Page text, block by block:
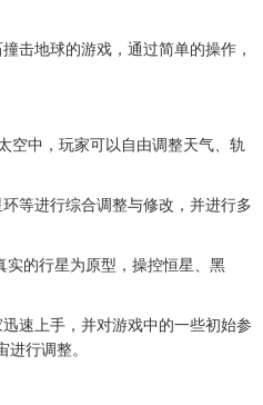
地球的游戏，通过简单的操作，
中，玩家可以自由调整天气、轨
进行综合调整与修改，并进行多
的行星为原型，操控恒星、黑
上手，并对游戏中的一些初始参
行调整。